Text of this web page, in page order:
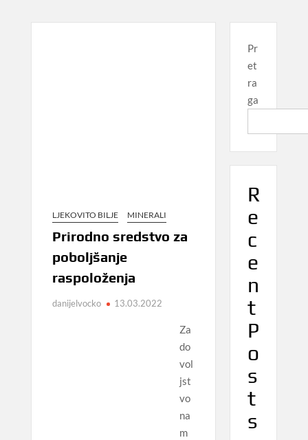
LJEKOVITO BILJE MINERALI
Prirodno sredstvo za
poboljšanje
raspoloženja
danijelvocko 13.03.2022
Za
do
vol
jst
vo
na
m
Pr
et
ra
ga
R
e
c
e
n
t
P
o
s
t
s